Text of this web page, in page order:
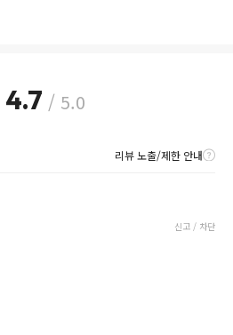
4.7 / 5.0
리뷰 노출/제한 안내
신고 / 차단